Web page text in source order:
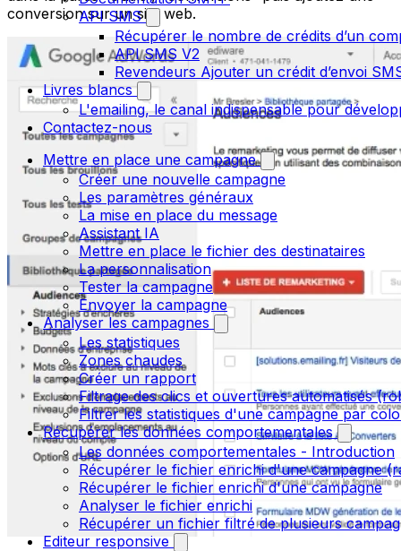
API SMS
Récupérer le nombre de crédits d’un
API SMS V2
Revendeurs Ajouter un crédit d’envoi
Livres blancs
L'emailing, le canal indispensable pour
Contactez-nous
Mettre en place une campagne
Créer une nouvelle campagne
Les paramètres généraux
La mise en place du message
Assistant IA
Mettre en place le fichier des destinataires
La personnalisation
Tester la campagne
Envoyer la campagne
Analyser les campagnes
Les statistiques
Zones chaudes
Créer un rapport
Filtrage des clics et ouvertures automatisés
Filtrer les statistiques d'une campagne par
Récupérer les données comportementales
Les données comportementales - Introduction
Récupérer le fichier enrichi d'une campagne
Récupérer le fichier enrichi d'une campagne
Analyser le fichier enrichi
Récupérer un fichier filtré de plusieurs
Editeur responsive
conversion sur un site web.